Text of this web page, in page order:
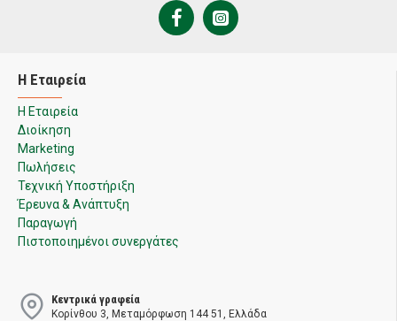
Η Εταιρεία
Η Εταιρεία
Διοίκηση
Marketing
Πωλήσεις
Τεχνική Υποστήριξη
Έρευνα & Ανάπτυξη
Παραγωγή
Πιστοποιημένοι συνεργάτες
Κεντρικά γραφεία
Κορίνθου 3, Μεταμόρφωση 144 51, Ελλάδα